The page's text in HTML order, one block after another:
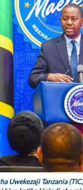
Uwekezaji Tanzania